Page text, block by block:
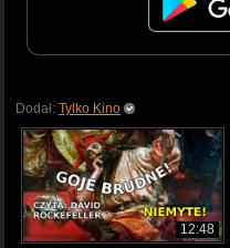
Dodał: Tylko Kino
12:48